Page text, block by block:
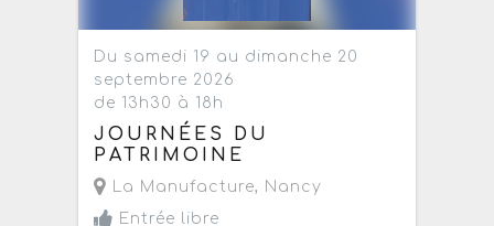
Du samedi 19 au dimanche 20
septembre 2026
de 13h30 à 18h
JOURNÉES DU
PATRIMOINE
La Manufacture, Nancy
Entrée libre